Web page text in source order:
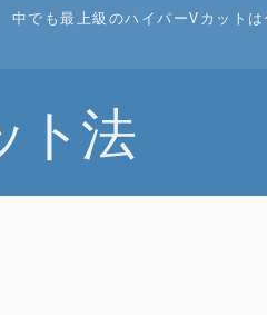
でも最上級のハイパーVカット
ト法